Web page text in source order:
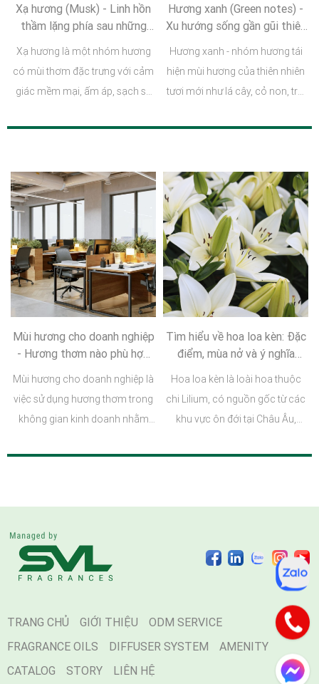
Xạ hương (Musk) - Linh hồn
thầm lặng phía sau những
Xạ hương là một nhóm hương
có mùi thơm đặc trưng với cảm
giác mềm mại, ấm áp, sạch sẽ
tốt.
Hương xanh (Green notes) -
Xu hướng sống gần gũi thiên
thơm
Hương xanh - nhóm hương tái
hiện mùi hương của thiên nhiên
tươi mới như lá cây, cỏ non, tre,
vừa đón cơn mưa đầu mùa.
Mùi hương cho doanh nghiệp
- Hương thơm nào phù hợp
nghiệp?
Mùi hương cho doanh nghiệp là
việc sử dụng hương thơm trong
không gian kinh doanh nhằm
khách hàng và xây dựng dấu ấn
Tìm hiểu về hoa loa kèn: Đặc
điểm, mùa nở và ý nghĩa
Hoa loa kèn là loài hoa thuộc
chi Lilium, có nguồn gốc từ các
khu vực ôn đới tại Châu Âu,
nhẹ nhàng cùng hương thơm
TRANG CHỦ GIỚI THIỆU
ODM SERVICE
FRAGRANCE OILS
DIFFUSER SYSTEM
AMENITY
CATALOG
STORY LIÊN HỆ